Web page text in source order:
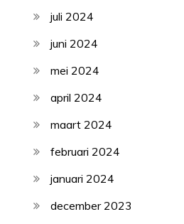
juli 2024
juni 2024
mei 2024
april 2024
maart 2024
februari 2024
januari 2024
december 2023